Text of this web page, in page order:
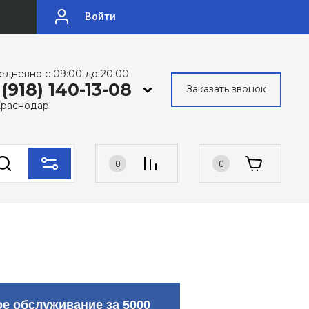
Войти
с 09:00 до 20:00
140-13-08 Заказать звонок
0 0
обслуживание за 5000